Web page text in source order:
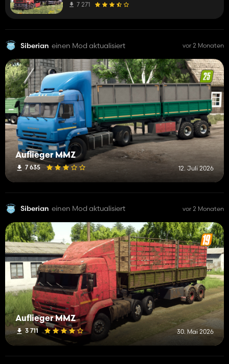
7 271
Siberian einen Mod aktualisiert vor 2 Monaten
Auflieger MMZ
7 635 12. Juli 2026
Siberian einen Mod aktualisiert vor 2 Monaten
Auflieger MMZ
3 711 30. Mai 2026